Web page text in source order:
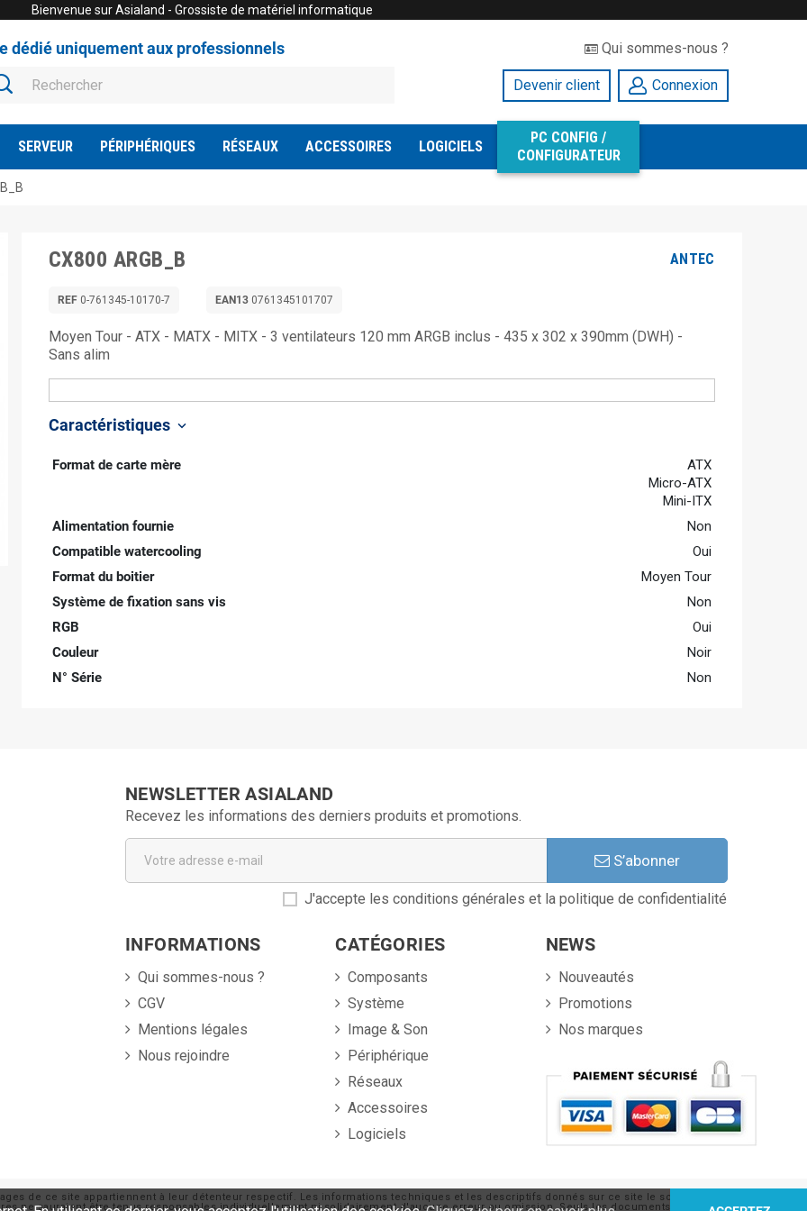
Bienvenue sur Asialand - Grossiste de matériel informatique
dédié uniquement aux professionnels Qui sommes-nous ?
Devenir client Connexion
SERVEUR PÉRIPHÉRIQUES RÉSEAUX ACCESSOIRES LOGICIELS
PC CONFIG /
CONFIGURATEUR
CX800 ARGB_B ANTEC
REF0-761345-10170-7 EAN13 0761345101707
Moyen Tour - ATX - MATX - MITX - 3 ventilateurs 120 mm ARGB inclus - 435 x 302 x 390mm (DWH) -
Sans alim
Caractéristiques keyboard_arrow_down
Format de carte mère
ATX
Micro-ATX
Mini-ITX
Alimentation fournie
Non
Compatible watercooling
Oui
Format du boitier
Moyen Tour
Système de fixation sans vis
Non
RGB
Oui
Couleur
Noir
N° Série
Non
NEWSLETTER ASIALAND
Recevez les informations des derniers produits et promotions.
S’abonner
J'accepte les conditions générales et la politique de confidentialité
INFORMATIONS
Qui sommes-nous ?
CGV
Mentions légales
Nous rejoindre
CATÉGORIES
Composants
Système
Image & Son
Périphérique
Réseaux
Accessoires
Logiciels
NEWS
Nouveautés
Promotions
Nos marques
de ce site appartiennent à leur détenteur respectif. Les informations techniques et les descriptifs donnés sur ce site le sont sous
ne sauraient être tenus responsables individuellement ni solidairement d'aucune erreur ou omission. Seuls les documents de nature